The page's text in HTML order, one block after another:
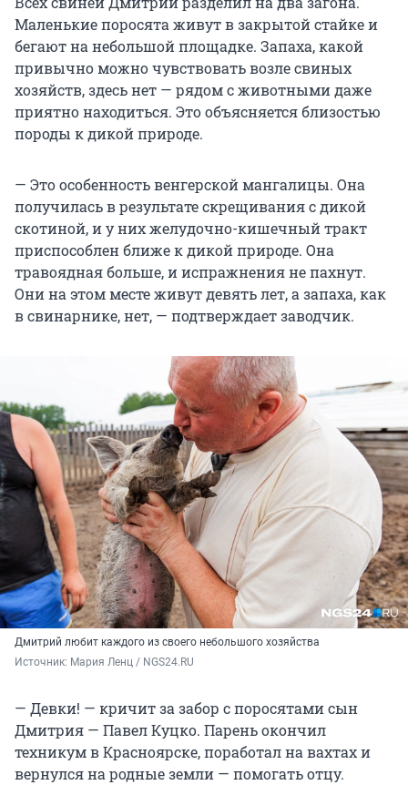
Маленькие поросята живут в закрытой стайке и
бегают на небольшой площадке. Запаха, какой
привычно можно чувствовать возле свиных
хозяйств, здесь нет — рядом с животными даже
приятно находиться. Это объясняется близостью
породы к дикой природе.
— Это особенность венгерской мангалицы. Она
получилась в результате скрещивания с дикой
скотиной, и у них желудочно-кишечный тракт
приспособлен ближе к дикой природе. Она
травоядная больше, и испражнения не пахнут.
Они на этом месте живут девять лет, а запаха, как
в свинарнике, нет, — подтверждает заводчик.
Дмитрий любит каждого из своего небольшого хозяйства
Источник: Мария Ленц / NGS24.RU
— Девки! — кричит за забор с поросятами сын
Дмитрия — Павел Куцко. Парень окончил
техникум в Красноярске, поработал на вахтах и
вернулся на родные земли — помогать отцу.